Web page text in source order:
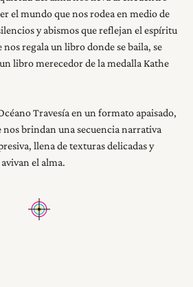
el mundo que nos rodea en medio de
y abismos que reflejan el espíritu
nos regala un libro donde se baila, se
libro merecedor de la medalla Kathe
Travesía en un formato apaisado,
nos brindan una secuencia narrativa
llena de texturas delicadas y
el alma.